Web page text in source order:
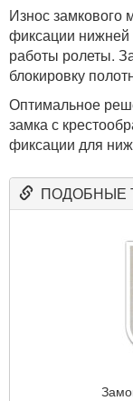
Износ замкового
фиксации нижней
работы ролеты.
блокировку
Оптимальное
замка с
фиксации для
ПОДОБНЫЕ